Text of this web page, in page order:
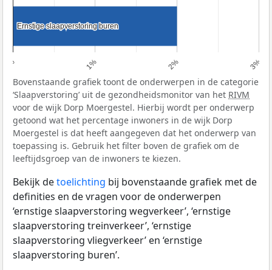
0% 1% 2% 3%
Ernstige slaapverstoring buren
Ernstige slaapverstoring buren
Bovenstaande grafiek toont de onderwerpen in de categorie
‘Slaapverstoring’ uit de gezondheidsmonitor van het RIVM
voor de wijk Dorp Moergestel. Hierbij wordt per onderwerp
getoond wat het percentage inwoners in de wijk Dorp
Moergestel is dat heeft aangegeven dat het onderwerp van
toepassing is. Gebruik het filter boven de grafiek om de
leeftijdsgroep van de inwoners te kiezen.
Bekijk detoelichting bij bovenstaande grafiek met de
definities en de vragen voor de onderwerpen
‘ernstige slaapverstoring wegverkeer’, ‘ernstige
slaapverstoring treinverkeer’, ‘ernstige
slaapverstoring vliegverkeer’ en ‘ernstige
slaapverstoring buren’.